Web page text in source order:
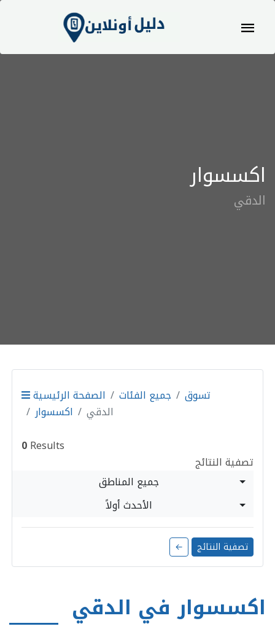
اكسسوار
الدقي
الصفحة الرئيسية جميع الفئات
تسوق
اكسسوار
الدقي
0Results
تصفية النتائج
جميع المناطق
الأحدث أولاً
← تصفية النتائج
اكسسوار في الدقي